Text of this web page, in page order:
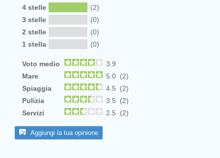
4 stelle
(2)
3 stelle
(0)
2 stelle
(0)
1 stella
(0)
Voto medio
3.9
Mare
5.0 (2)
Spiaggia
4.5 (2)
Pulizia
3.5 (2)
Servizi
2.5 (2)
Aggiungi la tua opinione